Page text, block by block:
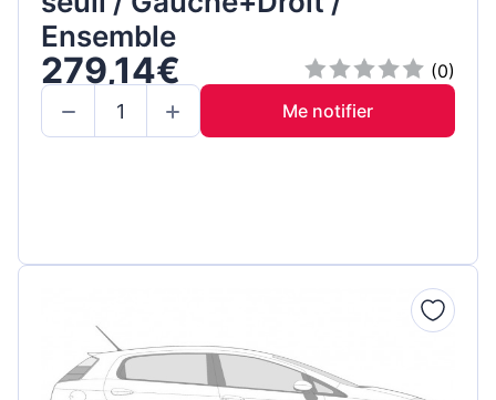
Ensemble
279,14€
(0)
Me notifier